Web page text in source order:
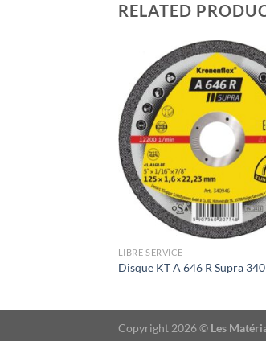
RELATED
LIBRE SERVICE
Disque KT A 646 R Supra
Copyright 2026 © Les